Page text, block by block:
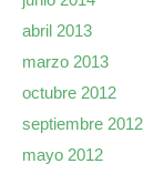
abril 2013
marzo 2013
octubre 2012
septiembre 2012
mayo 2012